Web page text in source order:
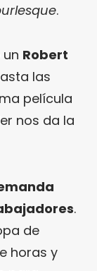
.
Robert
las
película
nos da la
.
de
horas y